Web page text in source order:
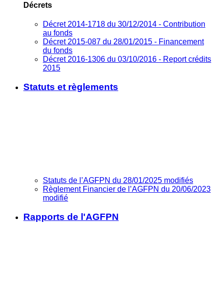
Décrets
Décret 2014-1718 du 30/12/2014 - Contribution
au fonds
Décret 2015-087 du 28/01/2015 - Financement
du fonds
Décret 2016-1306 du 03/10/2016 - Report crédits
2015
Statuts et règlements
Statuts de l’AGFPN du 28/01/2025 modifiés
Règlement Financier de l’AGFPN du 20/06/2023
modifié
Rapports de l'AGFPN